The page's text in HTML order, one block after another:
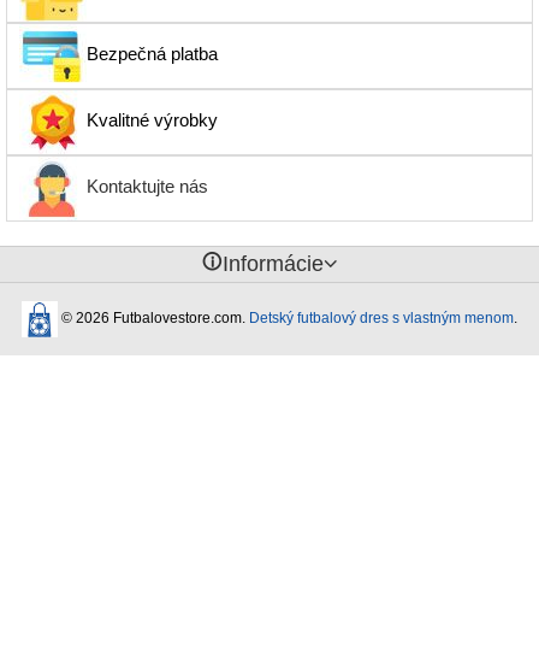
Bezpečná platba
Kvalitné výrobky
Kontaktujte nás
󰈢Informácie
© 2026 Futbalovestore.com. Detský futbalový dres s vlastným menom.